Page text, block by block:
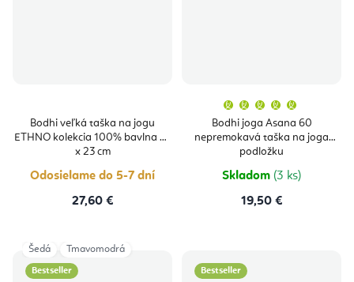
Bodhi veľká taška na jogu
ETHNO kolekcia 100% bavlna 63
x 23 cm
Odosielame do 5-7 dní
27,60 €
Bodhi joga Asana 60
nepremokavá taška na joga
podložku
produktu
je
5,0
Skladom (3 ks)
19,50 €
Bestseller
Šedá Tmavomodrá
Bestseller